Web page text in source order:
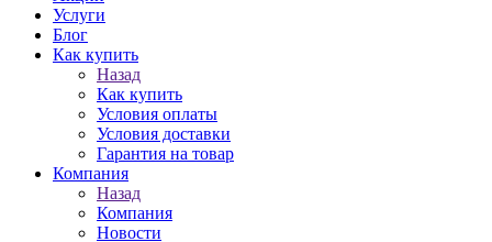
Услуги
Блог
Как купить
Назад
Как купить
Условия оплаты
Условия доставки
Гарантия на товар
Компания
Назад
Компания
Новости